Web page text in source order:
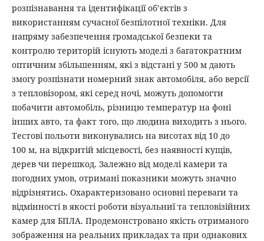
розпізнавання та ідентифікації об’єктів з
використанням сучасної безпілотної техніки. Для
напряму забезпечення громадської безпеки та
контролю територій існують моделі з багатократним
оптичним збільшенням, які з відстані у 500 м дають
змогу розпізнати номерний знак автомобіля, або версії
з тепловізором, які серед ночі, можуть допомогти
побачити автомобіль, різницю температур на фоні
інших авто, та факт того, що людина виходить з нього.
Тестові польоти виконувались на висотах від 10 до
100 м, на відкритій місцевості, без наявності кущів,
дерев чи перешкод. Залежно від моделі камери та
погодних умов, отримані показники можуть значно
відрізнятись. Охарактеризовано основні переваги та
відмінності в якості роботи візуальниї та тепловізійних
камер для БПЛА. Продемонстровано якість отриманого
зображення на реальних прикладах та при однакових